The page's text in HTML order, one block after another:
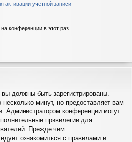
активации учётной записи
конференции в этот раз
должны быть зарегистрированы.
несколько минут, но предоставляет вам
Администратором конференции могут
привилегии для
Прежде чем
ознакомиться с правилами и